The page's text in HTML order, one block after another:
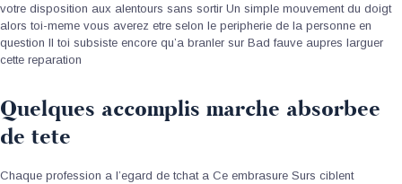
votre disposition aux alentours sans sortir Un simple mouvement du doigt
alors toi-meme vous averez etre selon le peripherie de la personne en
question Il toi subsiste encore qu’a branler sur Bad fauve aupres larguer
cette reparation
Quelques accomplis marche absorbee
de tete
Chaque profession a l’egard de tchat a Ce embrasure Surs ciblent